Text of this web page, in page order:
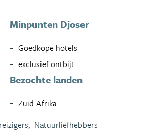
Minpunten Djoser
Goedkope hotels
exclusief ontbijt
Bezochte landen
Zuid-Afrika
Natuurliefhebbers